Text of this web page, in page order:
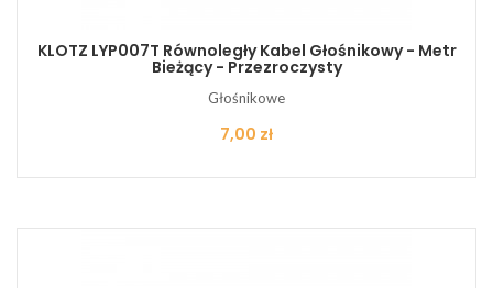
KLOTZ LYP007T Równoległy Kabel Głośnikowy - Metr
Bieżący - Przezroczysty
Głośnikowe
Cena
7,00 zł